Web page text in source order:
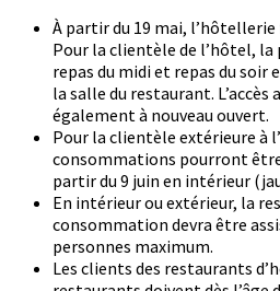
À partir du 19 mai,
Pour la clientèle de l’hôtel, la
repas du midi et repas du soir
la salle du restaurant. L’accès
également à nouveau ouvert.
Pour la clientèle extérieure à
consommations pourront
partir du 9 juin en intérieur
En intérieur ou extérieur, la
consommation devra être
personnes maximum.
Les clients des restaurants